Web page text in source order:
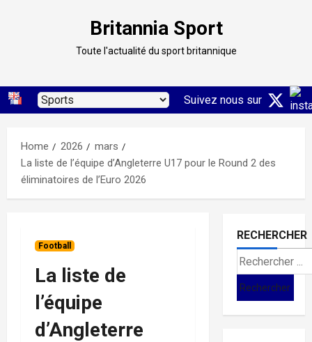
Britannia Sport
Toute l'actualité du sport britannique
Suivez nous sur
Home 2026
mars
La liste de l’équipe d’Angleterre U17 pour le Round 2 des
éliminatoires de l’Euro 2026
Football
La liste de
l’équipe
d’Angleterre
RECHERCHER
Search
for: